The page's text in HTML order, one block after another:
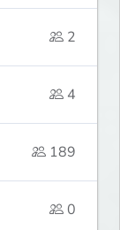
2
4
189
0